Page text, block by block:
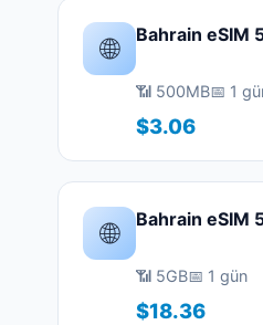
🌐 Bahrain eSIM
📶 500MB📅 1
$3.06
🌐 Bahrain eSIM
📶 5GB📅 1 gün
$18.36